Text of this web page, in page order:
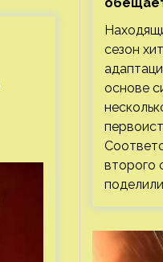
во
сезон
основе
второго